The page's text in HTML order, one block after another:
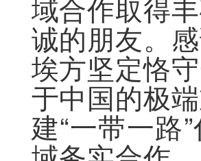
诚的朋友。
埃方坚定恪
于中国的极
建“一带一路